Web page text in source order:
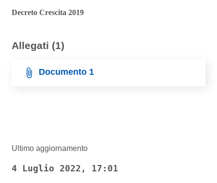
Decreto Crescita 2019
Allegati (1)
Documento 1
Ultimo aggiornamento
4 Luglio 2022, 17:01